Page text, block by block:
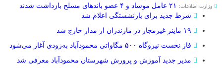
وزارت اطلاعات:
۲۱ عامل موساد و ۴ عضو باند‌های مسلح بازداشت شدند
شرط جدید برای بازنشستگی اعلام شد
فاز نخست نیروگاه ۵۰۰ مگاواتی محمودآباد به‌زودی آغاز می‌شود
مدیر جدید آموزش و پرورش شهرستان محمودآباد معرفی شد